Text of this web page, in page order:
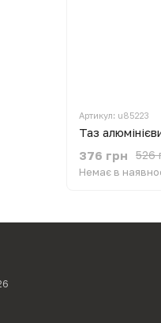
Артикул: u85223
526
376 грн
Немає в